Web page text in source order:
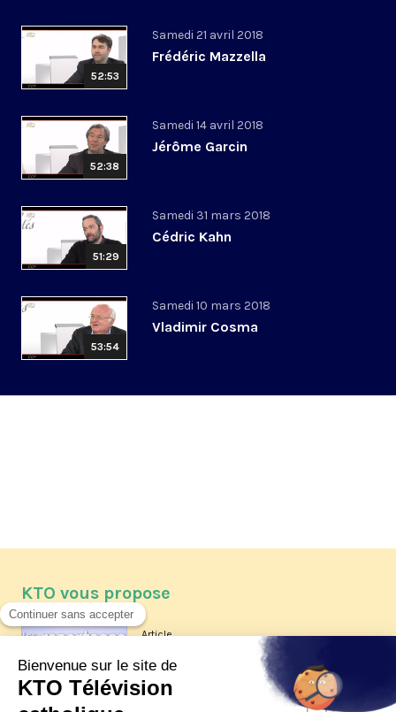
52:53
Samedi 21 avril 2018
Frédéric Mazzella
52:38
Samedi 14 avril 2018
Jérôme Garcin
51:29
Samedi 31 mars 2018
Cédric Kahn
53:54
Samedi 10 mars 2018
Vladimir Cosma
KTO vous propose
Article
Les reportages d'été 2026 de KTO